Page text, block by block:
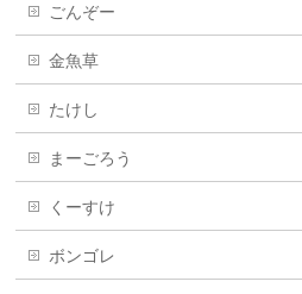
ごんぞー
金魚草
たけし
まーごろう
くーすけ
ボンゴレ